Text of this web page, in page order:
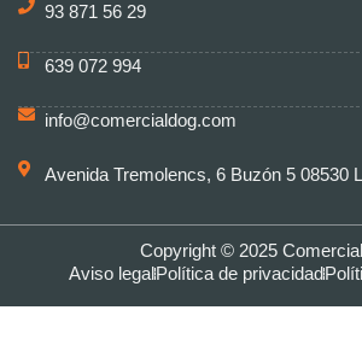
93 871 56 29
639 072 994
info@comercialdog.com
Avenida Tremolencs, 6 Buzón 5 08530
Copyright © 2025
Aviso legalPolítica de privacidad